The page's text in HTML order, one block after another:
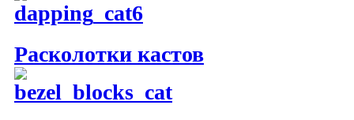
Расколотки кастов